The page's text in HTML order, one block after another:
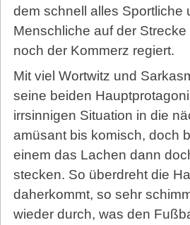
dem schnell alles Sportliche
Menschliche auf der Strecke
noch der Kommerz regiert.
Mit viel Wortwitz und
seine beiden
irrsinnigen Situation in die
amüsant bis komisch, doch
einem das Lachen dann
stecken. So überdreht die
daherkommt, so sehr
wieder durch, was den